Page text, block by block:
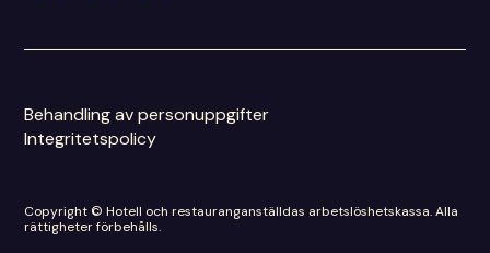
Behandling av personuppgifter
Integritetspolicy
Copyright © Hotell och restauranganställdas arbetslöshetskassa. Alla
rättigheter förbehålls.